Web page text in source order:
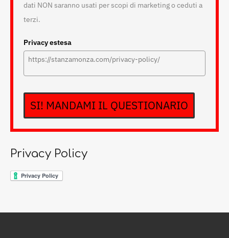
dati NON saranno usati per scopi di marketing o ceduti a
terzi.
Privacy estesa
SI! MANDAMI IL QUESTIONARIO
Privacy Policy